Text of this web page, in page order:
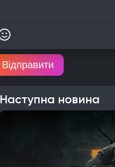
Відправити
Наступна новина